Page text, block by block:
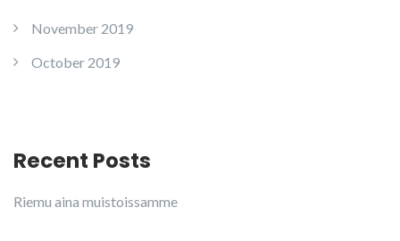
November 2019
October 2019
Recent Posts
Riemu aina muistoissamme